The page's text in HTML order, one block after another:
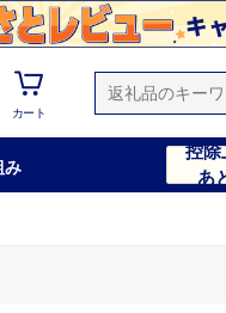
カート
み
控除
あ